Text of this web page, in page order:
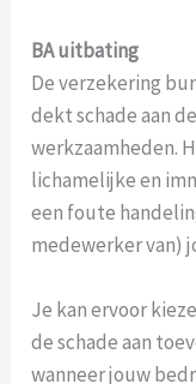
BA uitbating
De verzekering
dekt schade aan
werkzaamheden.
lichamelijke en
een foute
medewerker van)
Je kan ervoor
de schade aan
wanneer jouw